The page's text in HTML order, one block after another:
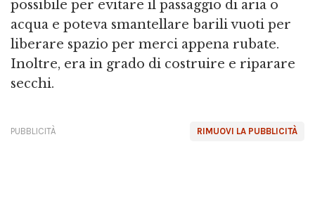
possibile per evitare il passaggio di aria o
acqua e poteva smantellare barili vuoti per
liberare spazio per merci appena rubate.
Inoltre, era in grado di costruire e riparare
secchi.
RIMUOVI LA PUBBLICITÀ
PUBBLICITÀ